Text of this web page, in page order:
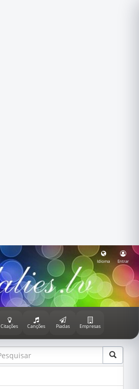
Idioma Entrar
Citações Canções Piadas Empresas